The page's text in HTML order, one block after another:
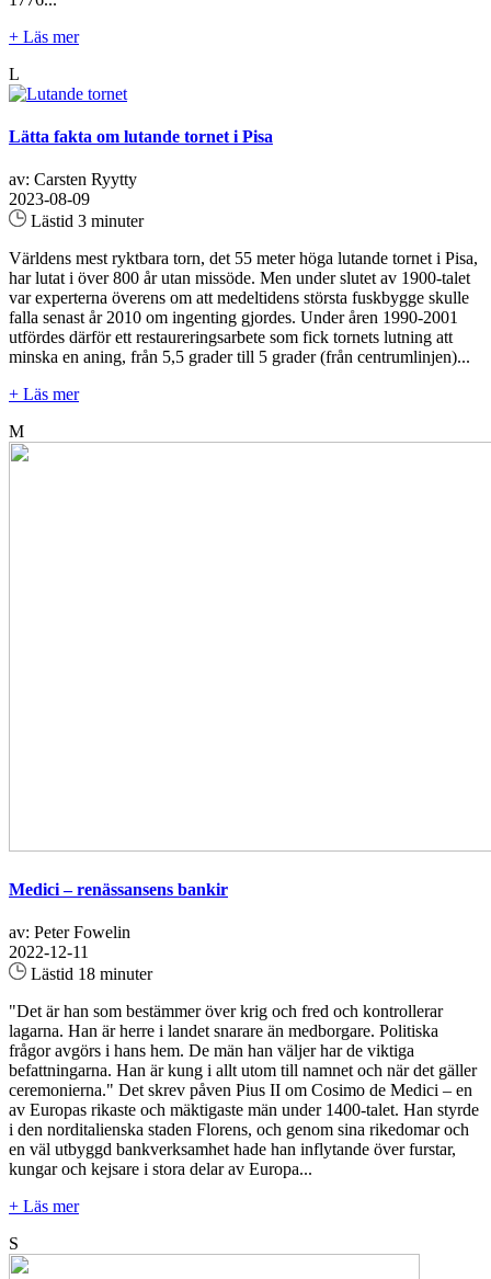
+ Läs mer
L
Lätta fakta om lutande tornet i Pisa
av: Carsten Ryytty
2023-08-09
Lästid 3 minuter
Världens mest ryktbara torn, det 55 meter höga lutande tornet i Pisa,
har lutat i över 800 år utan missöde. Men under slutet av 1900-talet
var experterna överens om att medeltidens största fuskbygge skulle
falla senast år 2010 om ingenting gjordes. Under åren 1990-2001
utfördes därför ett restaureringsarbete som fick tornets lutning att
minska en aning, från 5,5 grader till 5 grader (från centrumlinjen)...
+ Läs mer
M
Medici – renässansens bankir
av: Peter Fowelin
2022-12-11
Lästid 18 minuter
"Det är han som bestämmer över krig och fred och kontrollerar
lagarna. Han är herre i landet snarare än medborgare. Politiska
frågor avgörs i hans hem. De män han väljer har de viktiga
befattningarna. Han är kung i allt utom till namnet och när det gäller
ceremonierna." Det skrev påven Pius II om Cosimo de Medici – en
av Europas rikaste och mäktigaste män under 1400-talet. Han styrde
i den norditalienska staden Florens, och genom sina rikedomar och
en väl utbyggd bankverksamhet hade han inflytande över furstar,
kungar och kejsare i stora delar av Europa...
+ Läs mer
S